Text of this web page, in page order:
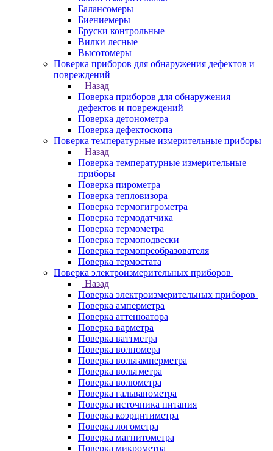
Балансомеры
Биениемеры
Бруски контрольные
Вилки лесные
Высотомеры
Поверка приборов для обнаружения дефектов и
повреждений
Назад
Поверка приборов для обнаружения
дефектов и повреждений
Поверка детонометра
Поверка дефектоскопа
Поверка температурные измерительные приборы
Назад
Поверка температурные измерительные
приборы
Поверка пирометра
Поверка тепловизора
Поверка термогигрометра
Поверка термодатчика
Поверка термометра
Поверка термоподвески
Поверка термопреобразователя
Поверка термостата
Поверка электроизмерительных приборов
Назад
Поверка электроизмерительных приборов
Поверка амперметра
Поверка аттенюатора
Поверка варметра
Поверка ваттметра
Поверка волномера
Поверка вольтамперметра
Поверка вольтметра
Поверка волюметра
Поверка гальванометра
Поверка источника питания
Поверка коэрцитиметра
Поверка логометра
Поверка магнитометра
Поверка микрометра